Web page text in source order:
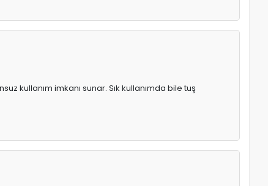
kullanım imkanı sunar. Sık kullanımda bile tuş